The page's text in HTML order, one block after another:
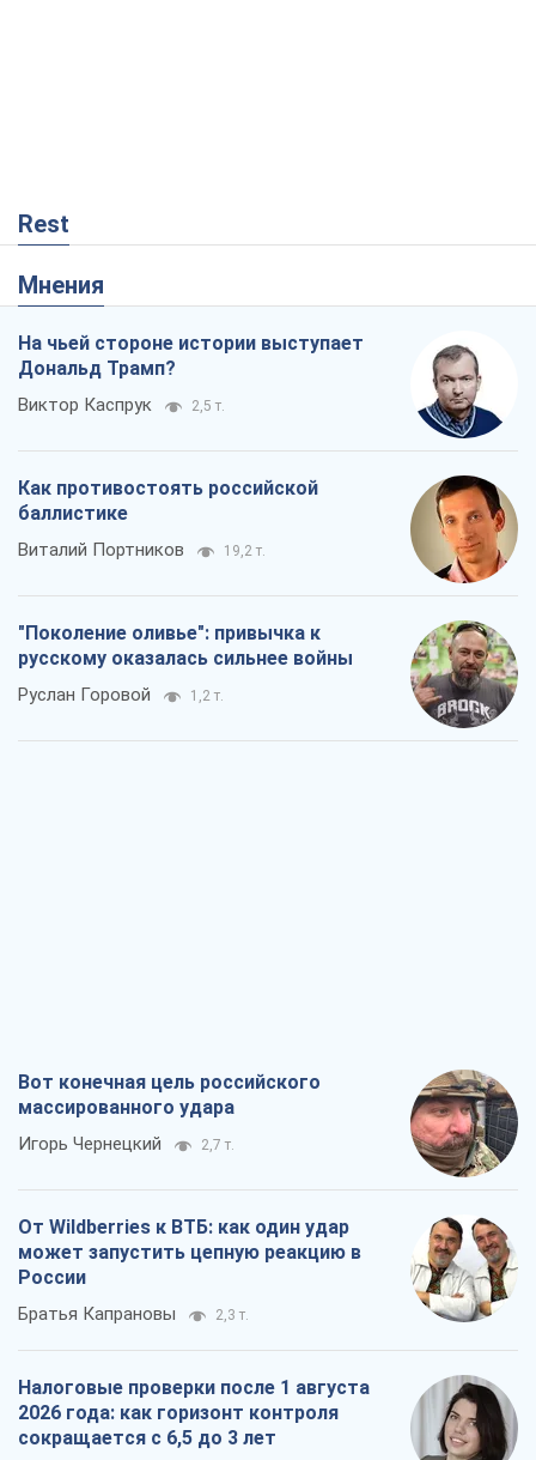
Rest
Мнения
На чьей стороне истории выступает
Дональд Трамп?
Виктор Каспрук 2,5 т.
Как противостоять российской
баллистике
Виталий Портников 19,2 т.
"Поколение оливье": привычка к
русскому оказалась сильнее войны
Руслан Горовой 1,2 т.
Вот конечная цель российского
массированного удара
Игорь Чернецкий 2,7 т.
От Wildberries к ВТБ: как один удар
может запустить цепную реакцию в
России
Братья Капрановы 2,3 т.
Налоговые проверки после 1 августа
2026 года: как горизонт контроля
сокращается с 6,5 до 3 лет